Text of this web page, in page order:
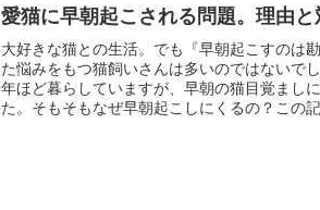
愛猫に早朝起こされる問題。理由
大好きな猫との生活。でも『早朝起こすのは
た悩みをもつ猫飼いさんは多いのではないで
年ほど暮らしていますが、早朝の猫目覚まし
た。そもそもなぜ早朝起こしにくるの？この記